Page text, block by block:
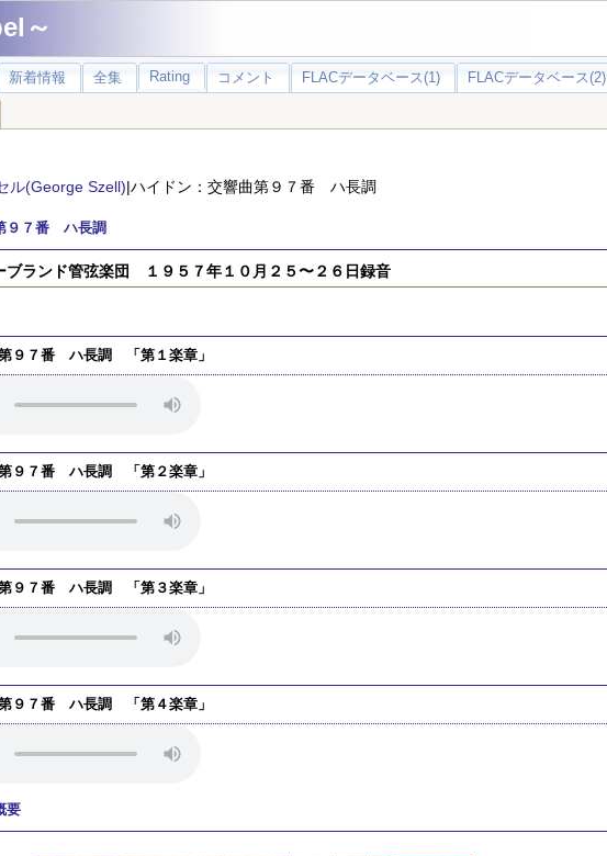
～
新着情報 全集 Rating コメント FLACデータベース(1) FLACデータベース(2)
ル(George Szell)|ハイドン：交響曲第９７番 ハ長調
９７番 ハ長調
ランド管弦楽団 １９５７年１０月２５〜２６日録音
９７番 ハ長調 「第１楽章」
９７番 ハ長調 「第２楽章」
９７番 ハ長調 「第３楽章」
９７番 ハ長調 「第４楽章」
要